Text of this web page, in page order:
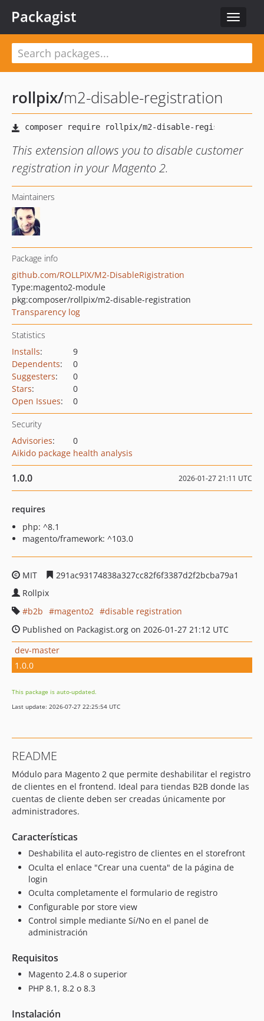
Toggle
Packagist
rollpix/m2-disable-registration
This extension allows you to disable customer
registration in your Magento 2.
Maintainers
Package info
github.com/ROLLPIX/M2-DisableRigistration
Type:magento2-module
pkg:composer/rollpix/m2-disable-registration
Transparency log
Statistics
Installs:
9
Dependents:
0
Suggesters:
0
Stars:
0
Open Issues: 0
Security
Advisories:
0
Aikido package health analysis
1.0.0 2026-01-27 21:11 UTC
requires
php: ^8.1
magento/framework: ^103.0
MIT
291ac93174838a327cc82f6f3387d2f2bcba79a1
Rollpix
b2b
magento2
disable registration
Published on Packagist.org on 2026-01-27 21:12 UTC
dev-master
1.0.0
This package is auto-updated.
Last update: 2026-07-27 22:25:54 UTC
README
Módulo para Magento 2 que permite deshabilitar el registro
de clientes en el frontend. Ideal para tiendas B2B donde las
cuentas de cliente deben ser creadas únicamente por
administradores.
Características
Deshabilita el auto-registro de clientes en el storefront
Oculta el enlace "Crear una cuenta" de la página de
login
Oculta completamente el formulario de registro
Configurable por store view
Control simple mediante Sí/No en el panel de
administración
Requisitos
Magento 2.4.8 o superior
PHP 8.1, 8.2 o 8.3
Instalación